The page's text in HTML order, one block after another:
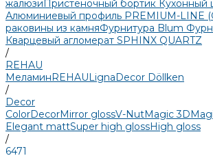
жалюзиПристеночный бортик Кухонный
Алюминиевый профиль PREMIUM-LINE
раковины из камняФурнитура Blum
Кварцевый агломерат SPHINX QUARTZ
/
REHAU
МеламинREHAULignaDecor Döllken
/
Decor
ColorDecorMirror glossV-NutMagic 3D
Elegant mattSuper high glossHigh gloss
/
6471